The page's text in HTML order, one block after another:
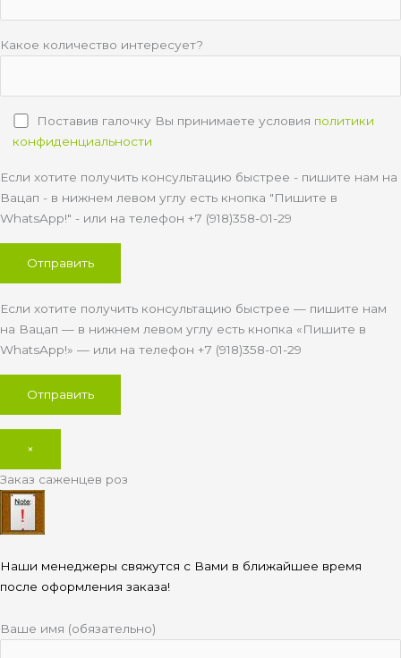
Какое количество интересует?
Поставив галочку Вы принимаете условия политики
конфиденциальности
Если хотите получить консультацию быстрее - пишите нам на
Вацап - в нижнем левом углу есть кнопка "Пишите в
WhatsApp!" - или на телефон +7 (918)358-01-29
Если хотите получить консультацию быстрее — пишите нам
на Вацап — в нижнем левом углу есть кнопка «Пишите в
WhatsApp!» — или на телефон +7 (918)358-01-29
×
Заказ саженцев роз
Наши менеджеры свяжутся с Вами в ближайшее время
после оформления заказа!
Ваше имя (обязательно)